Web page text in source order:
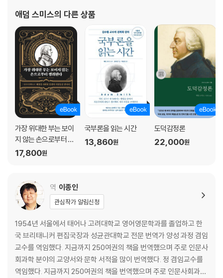
7. 지대를 다룬 이번 장의 결론
│첨부│ 연도별 밀 가격?
제2권. 자본의 성격, 축적, 사용
들어가는 글
제1장. 재고의 세부 분류
제2장. 사회의 총 재고 중 일부로 간주되는 화폐 혹은 국가 자본을 유지하
는 비용
제3장. 자본 축적, 또는 생산적 노동과 비생산적 노동
제4장. 이자를 받기로 하고 빌려준 자본
제5장. 자본의 여러 가지 용도
제1장. 국부의 자연스러운 증진
제2장. 로마제국 멸망 후, 고대 유럽이 겪은 농업 낙후
제3장. 로마제국 멸망 후, 도시들의 등장과 발전
제4장. 도시 상업이 국가 발전에 기여한 방식
제4권. 정치경제학의 체계
전에 제5판(1789년)까지 출간되었다. 일생을 독신으로 학문에 몰두
하
애덤 스미스의 다른 상품
가장 위대한 부는 보이
지 않는 손으로부터 쟁
취된다
17,800원
국부론을 읽는 시간
13,860원
도덕감정론
22,000원
역 이종인
관심작가 알림신청
1954년 서울에서 태어나 고려대학교 영어영문학과를 졸업하고 한
국 브리태니커 편집국장과 성균관대학교 전문 번역가 양성 과정 겸임
교수를 역임했다. 지금까지 250여권의 책을 번역했으며 주로 인문사
회과학 분야의 교양서와 문학 서적을 많이 번역했다. 정 겸임교수를
역임했다. 지금까지 250여권의 책을 번역했으며 주로 인문사회과학